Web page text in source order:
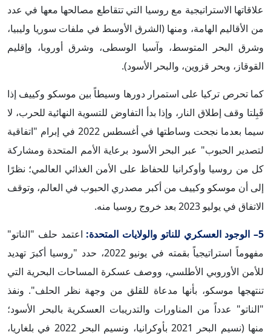
علاقاتها الاستراتيجية مع روسيا التي تتقاطع مصالحها معها في عدد
من الأقاليم الهامة، ومنها (الشرق الأوسط في ملفات سوريا وليبيا،
وشرق البحر المتوسط، وآسيا الوسطى، وشرق أوروبا، وإقليم
القوقاز، وبحر قزوين، والبحر الأسود).
كما تحرص تركيا على استمرار دورها وسيطاً بين موسكو وكييف إذا
قَبِلتا وقف إطلاق النار، وإذا بدأ التفاوض للتسوية النهائية للحرب، لا
سيما بعدما نجحت وساطتها في أغسطس 2022 في إبرام "اتفاقية
لتصدير الحبوب" عبر البحر الأسود برعاية الأمم المتحدة ومشاركة
كل من روسيا وأوكرانيا للحفاظ على الأمن الغذائي العالمي؛ نظرًا
إلى أن موسكو وكييف من أكبر مصدري الحبوب في العالم، وتوقف
الاتفاق في يوليو 2023 بعد خروج روسيا منه.
5– الوجود العسكري للناتو والولايات المتحدة:
اعتمد حلف "الناتو"
مفهوماً استراتيجياً بقمته في يونيو 2022، حدد "روسيا أكبرَ تهديد
للأمن الأوروبي الأطلسي، ووصف عسكرة المساحات البحرية التي
تنتهجها موسكو، بأنها مدعاة للقلق من وجهة نظر الحلف". ونفذ
"الناتو" عدداً من المناورات والتدريبات العسكرية بالبحر الأسود؛
منها (نسيم البحر 2021 بأوكرانيا، ونسيم البحر 2022 في بلغاريا،